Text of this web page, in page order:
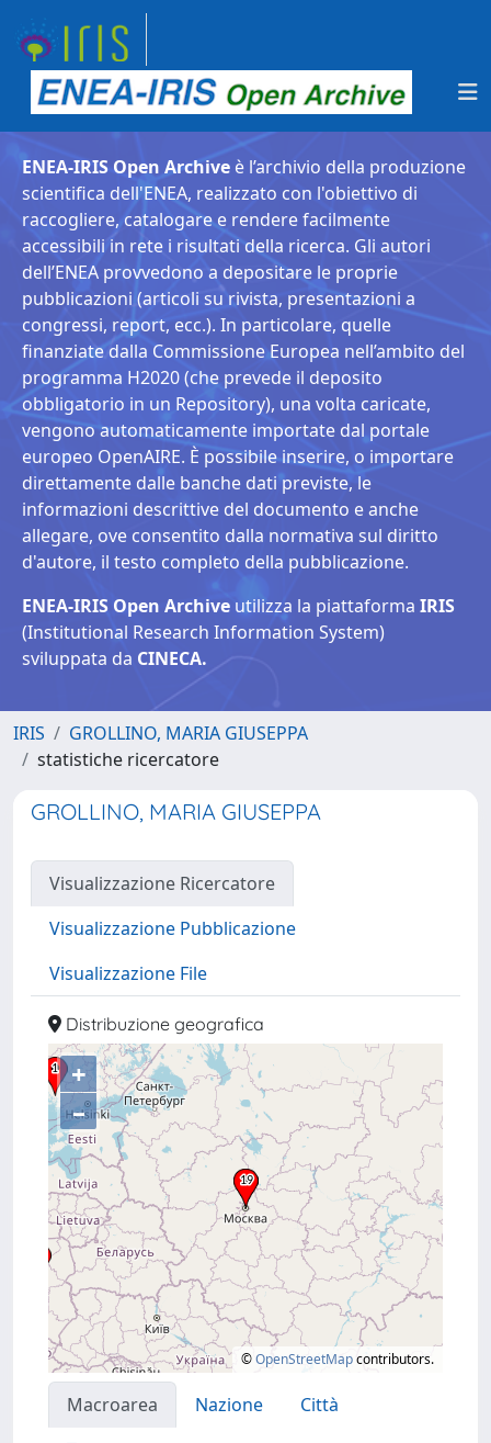
ENEA-IRIS Open Archive è l’archivio della produzione
scientifica dell'ENEA, realizzato con l'obiettivo di
raccogliere, catalogare e rendere facilmente
accessibili in rete i risultati della ricerca. Gli autori
dell’ENEA provvedono a depositare le proprie
pubblicazioni (articoli su rivista, presentazioni a
congressi, report, ecc.). In particolare, quelle
finanziate dalla Commissione Europea nell’ambito del
programma H2020 (che prevede il deposito
obbligatorio in un Repository), una volta caricate,
vengono automaticamente importate dal portale
europeo OpenAIRE. È possibile inserire, o importare
direttamente dalle banche dati previste, le
informazioni descrittive del documento e anche
allegare, ove consentito dalla normativa sul diritto
d'autore, il testo completo della pubblicazione.
ENEA-IRIS Open Archive utilizza la piattaforma IRIS
(Institutional Research Information System)
sviluppata da CINECA.
IRIS
GROLLINO, MARIA GIUSEPPA
statistiche ricercatore
GROLLINO, MARIA GIUSEPPA
Visualizzazione Ricercatore
Visualizzazione Pubblicazione
Visualizzazione File
Distribuzione geografica
+
–
©OpenStreetMapcontributors.
Macroarea Nazione
Città